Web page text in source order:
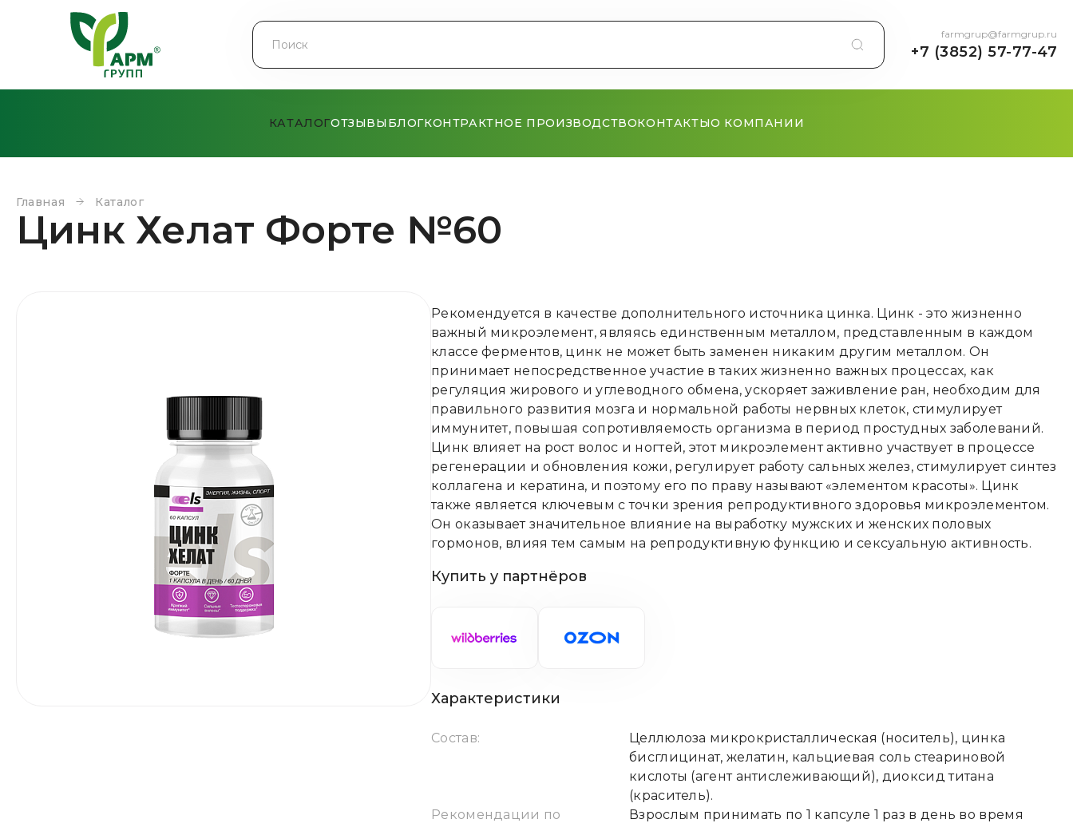
farmgrup@farmgrup.ru
+7 (3852) 57-77-47
КАТАЛОГОТЗЫВЫ БЛОГКОНТРАКТНОЕ ПРОИЗВОДСТВОКОНТАКТЫО КОМПАНИИ
Главная Каталог
Цинк Хелат Форте №60
Рекомендуется в качестве дополнительного источника цинка. Цинк - это жизненно
важный микроэлемент, являясь единственным металлом, представленным в каждом
классе ферментов, цинк не может быть заменен никаким другим металлом. Он
принимает непосредственное участие в таких жизненно важных процессах, как
регуляция жирового и углеводного обмена, ускоряет заживление ран, необходим для
правильного развития мозга и нормальной работы нервных клеток, стимулирует
иммунитет, повышая сопротивляемость организма в период простудных заболеваний.
Цинк влияет на рост волос и ногтей, этот микроэлемент активно участвует в процессе
регенерации и обновления кожи, регулирует работу сальных желез, стимулирует синтез
коллагена и кератина, и поэтому его по праву называют «элементом красоты». Цинк
также является ключевым с точки зрения репродуктивного здоровья микроэлементом.
Он оказывает значительное влияние на выработку мужских и женских половых
гормонов, влияя тем самым на репродуктивную функцию и сексуальную активность.
Купить у партнёров
Характеристики
Состав:
Целлюлоза микрокристаллическая (носитель), цинка
бисглицинат, желатин, кальциевая соль стеариновой
кислоты (агент антислеживающий), диоксид титана
(краситель).
Рекомендации по
Взрослым принимать по 1 капсуле 1 раз в день во время